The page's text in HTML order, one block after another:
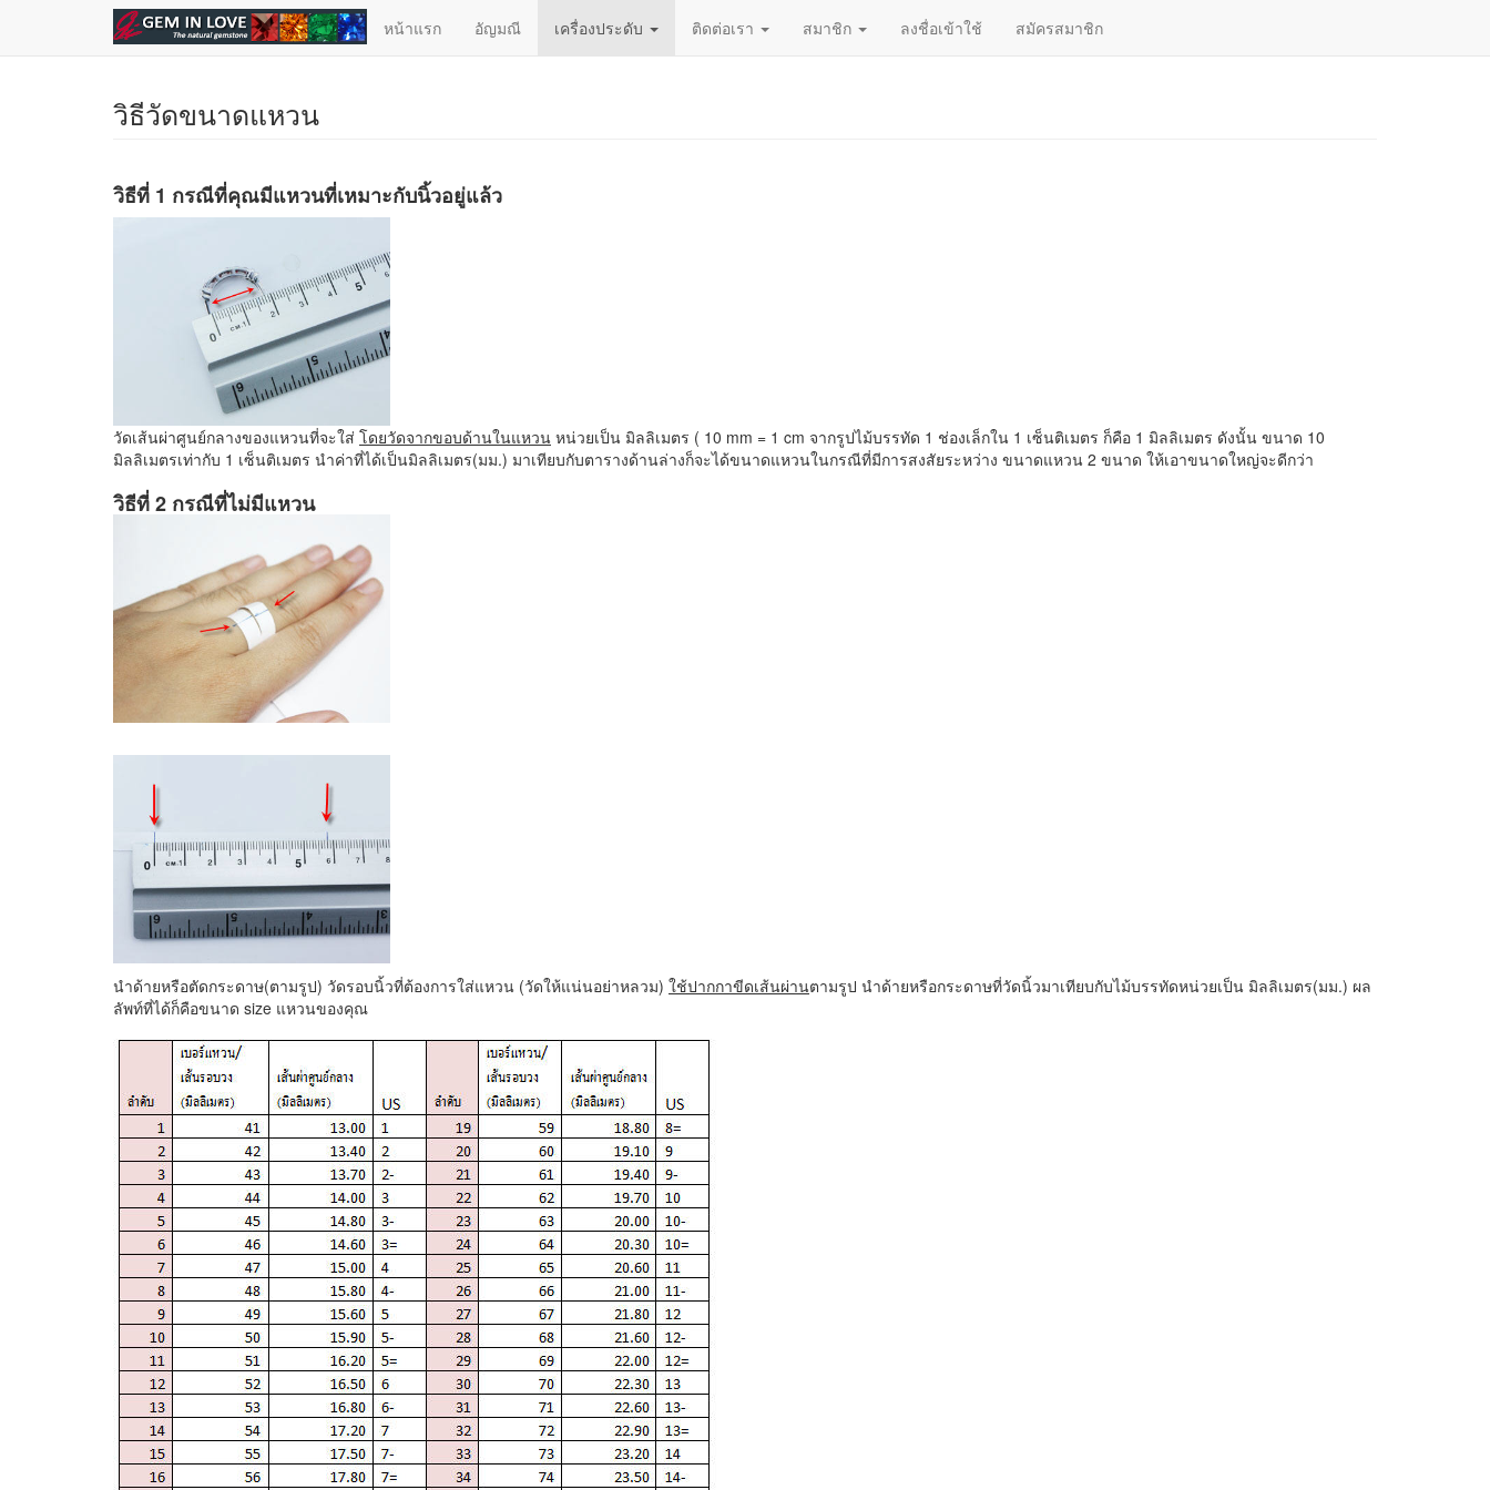
ข้ามไปยังเนื้อหาหลัก
หน้าแรก อัญมณี เครื่องประดับ ติดต่อเรา สมาชิก ลงชื่อเข้าใช้ สมัครสมาชิก
วิธีวัดขนาดแหวน
วิธีที่ 1 กรณีที่คุณมีแหวนที่เหมาะกับนิ้วอยู่แล้ว
วัดเส้นผ่าศูนย์กลางของแหวนที่จะใส่ โดยวัดจากขอบด้านในแหวน หน่วยเป็น มิลลิเมตร ( 10 mm = 1 cm จากรูปไม้บรรทัด 1 ช่องเล็กใน 1 เซ็นติเมตร ก็คือ 1 มิลลิเมตร ดังนั้น ขนาด 10
มิลลิเมตรเท่ากับ 1 เซ็นติเมตร นำค่าที่ได้เป็นมิลลิเมตร(มม.) มาเทียบกับตารางด้านล่างก็จะได้ขนาดแหวนในกรณีที่มีการสงสัยระหว่าง ขนาดแหวน 2 ขนาด ให้เอาขนาดใหญ่จะดีกว่า
วิธีที่ 2 กรณีที่ไม่มีแหวน
นำด้ายหรือตัดกระดาษ(ตามรูป) วัดรอบนิ้วที่ต้องการใส่แหวน (วัดให้แน่นอย่าหลวม) ใช้ปากกาขีดเส้นผ่านตามรูป นำด้ายหรือกระดาษที่วัดนิ้วมาเทียบกับไม้บรรทัดหน่วยเป็น มิลลิเมตร(มม.) ผล
ลัพท์ที่ได้ก็คือขนาด size แหวนของคุณ